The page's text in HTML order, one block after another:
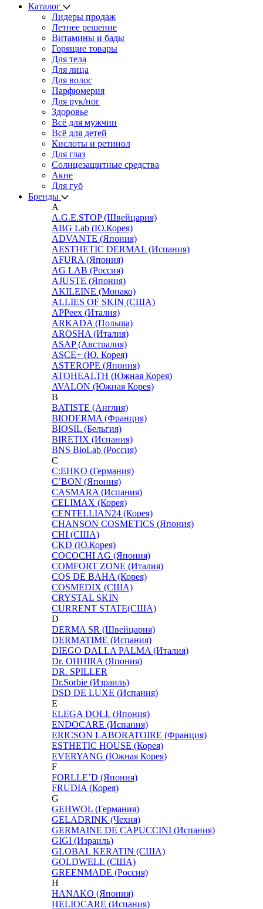
Каталог
Лидеры продаж
Летнее решение
Витамины и бады
Горящие товары
Для тела
Для лица
Для волос
Парфюмерия
Для рук/ног
Здоровье
Всё для мужчин
Всё для детей
Кислоты и ретинол
Для глаз
Cолнцезащитные средства
Акне
Для губ
Бренды
A
A.G.E.STOP (Швейцария)
ABG Lab (Ю.Корея)
ADVANTE (Япония)
AESTHETIC DERMAL (Испания)
AFURA (Япония)
AG LAB (Россия)
AJUSTE (Япония)
AKILEINE (Монако)
ALLIES OF SKIN (США)
APPeex (Италия)
ARKADA (Польша)
AROSHA (Италия)
ASAP (Австралия)
ASCE+ (Ю. Корея)
ASTEROPE (Япония)
ATOHEALTH (Южная Корея)
AVALON (Южная Корея)
B
BATISTE (Англия)
BIODERMA (Франция)
BIOSIL (Бельгия)
BIRETIX (Испания)
BNS BioLab (Россия)
C
C:EHKO (Германия)
C’BON (Япония)
CASMARA (Испания)
CELIMAX (Корея)
CENTELLIAN24 (Корея)
CHANSON COSMETICS (Япония)
CHI (США)
CKD (Ю.Корея)
COCOCHI AG (Япония)
COMFORT ZONE (Италия)
COS DE BAHA (Корея)
COSMEDIX (США)
CRYSTAL SKIN
CURRENT STATE(США)
D
DERMA SR (Швейцария)
DERMATIME (Испания)
DIEGO DALLA PALMA (Италия)
Dr. OHHIRA (Япония)
DR. SPILLER
Dr.Sorbie (Израиль)
DSD DE LUXE (Испания)
E
ELEGA DOLL (Япония)
ENDOCARE (Испания)
ERICSON LABORATOIRE (Франция)
ESTHETIC HOUSE (Корея)
EVERYANG (Южная Корея)
F
FORLLE’D (Япония)
FRUDIA (Корея)
G
GEHWOL (Германия)
GELADRINK (Чехия)
GERMAINE DE CAPUCCINI (Испания)
GIGI (Израиль)
GLOBAL KERATIN (США)
GOLDWELL (США)
GREENMADE (Россия)
H
HANAKO (Япония)
HELIOCARE (Испания)